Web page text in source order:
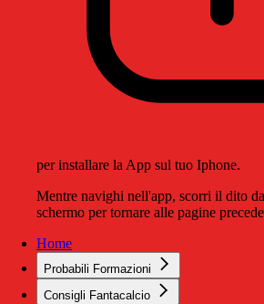
per installare la App sul tuo Iphone.
Mentre navighi nell'app, scorri il dito
schermo per tornare alle pagine
Home
Probabili Formazioni
Consigli Fantacalcio